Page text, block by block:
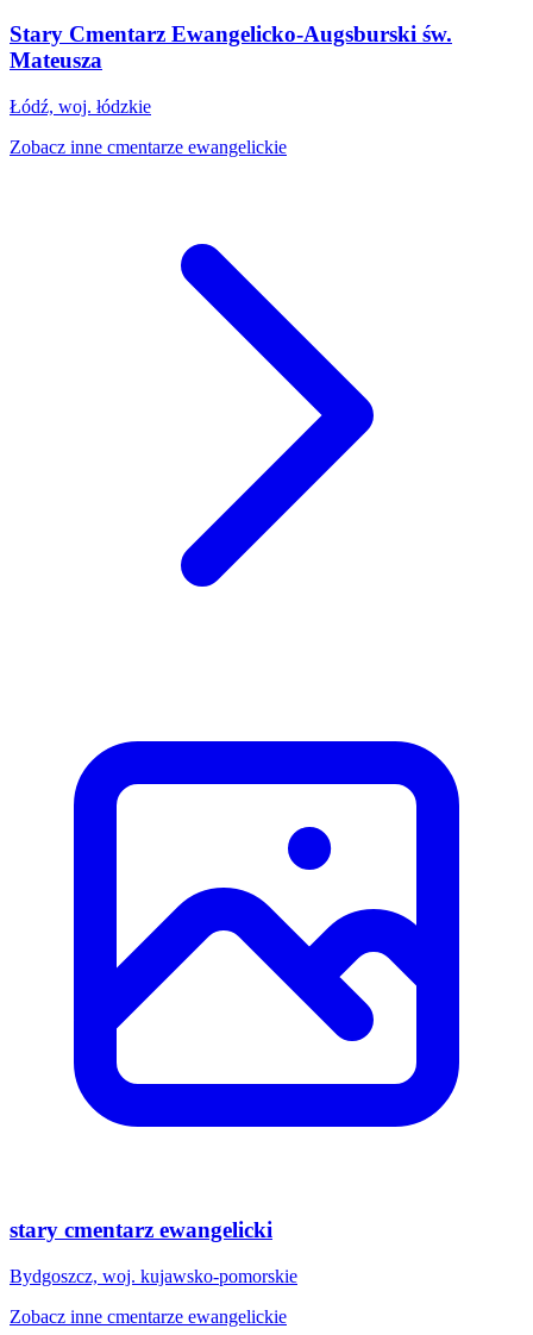
Stary Cmentarz Ewangelicko-Augsburski św.
Mateusza
Łódź, woj. łódzkie
Zobacz inne cmentarze ewangelickie
stary cmentarz ewangelicki
Bydgoszcz, woj. kujawsko-pomorskie
Zobacz inne cmentarze ewangelickie